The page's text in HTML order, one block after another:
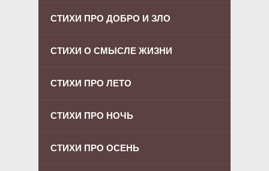
СТИХИ ПРО ДОБРО И ЗЛО
СТИХИ О СМЫСЛЕ ЖИЗНИ
СТИХИ ПРО ЛЕТО
СТИХИ ПРО НОЧЬ
СТИХИ ПРО ОСЕНЬ